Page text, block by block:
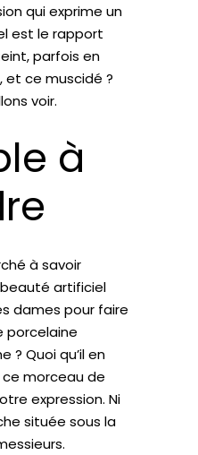
qui exprime un
est le rapport
parfois en
ce muscidé ?
voir.
à
à savoir
artificiel
dames pour faire
porcelaine
? Quoi qu’il en
ce morceau de
expression. Ni
située sous la